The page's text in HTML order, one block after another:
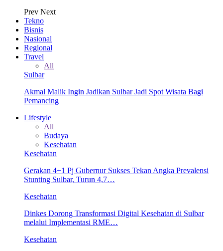
Prev Next
Tekno
Bisnis
Nasional
Regional
Travel
All
Sulbar
Akmal Malik Ingin Jadikan Sulbar Jadi Spot Wisata Bagi
Pemancing
Lifestyle
All
Budaya
Kesehatan
Kesehatan
Gerakan 4+1 Pj Gubernur Sukses Tekan Angka Prevalensi
Stunting Sulbar, Turun 4,7…
Kesehatan
Dinkes Dorong Transformasi Digital Kesehatan di Sulbar
melalui Implementasi RME…
Kesehatan